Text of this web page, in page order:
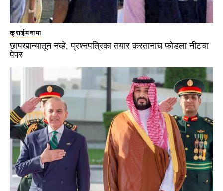
क्राईमनामा
छापखान्यातून नव्हे, प्रश्नपत्रिका तयार करतानाच फोडला नीटचा
पेपर